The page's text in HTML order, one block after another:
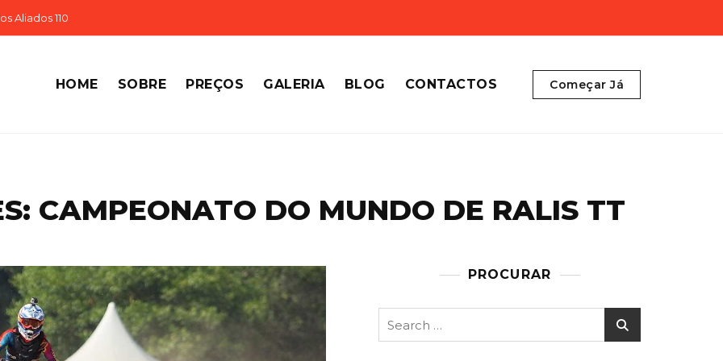
Aliados 110
HOME SOBRE PREÇOS GALERIA BLOG CONTACTOS Começar Já
CAMPEONATO DO MUNDO DE RALIS TT
PROCURAR